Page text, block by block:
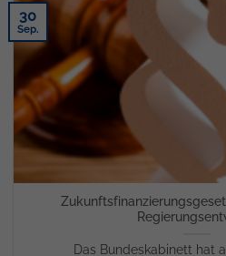
Das Bundeskabinett hat
30
Sep.